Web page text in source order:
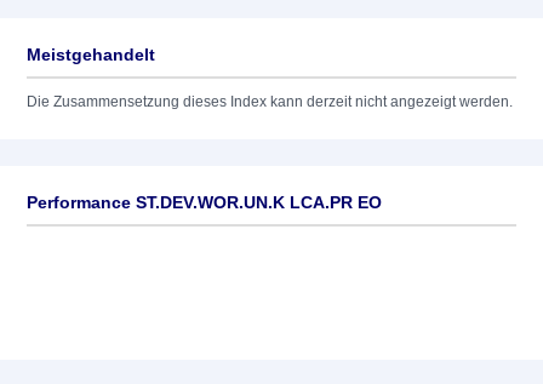
Meistgehandelt
Die Zusammensetzung dieses Index kann derzeit nicht angezeigt werden.
Performance ST.DEV.WOR.UN.K LCA.PR EO